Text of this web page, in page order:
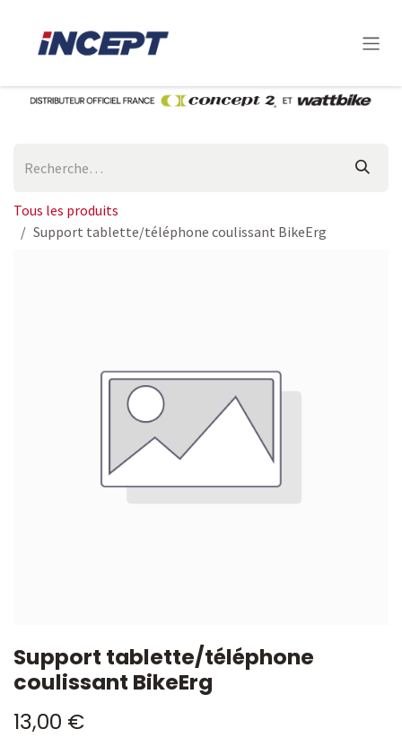
Tous les produits
Support tablette/téléphone coulissant BikeErg
Support tablette/téléphone
coulissant BikeErg
13,00 €